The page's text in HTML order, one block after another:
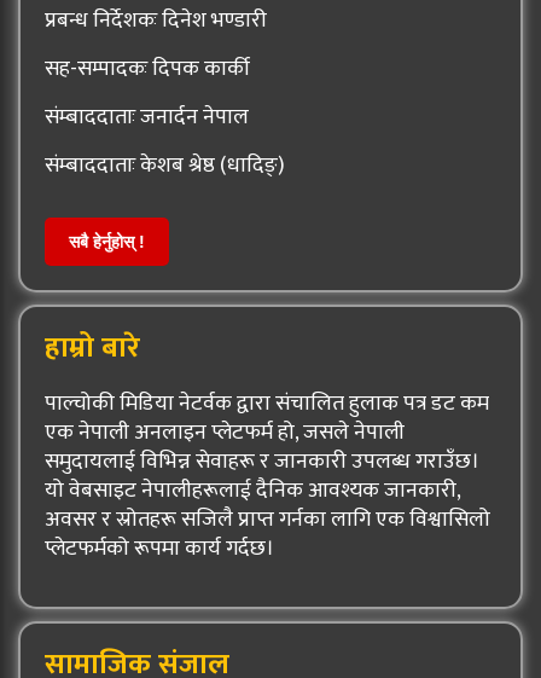
प्रबन्ध निर्देशकः दिनेश भण्डारी
सह-सम्पादकः दिपक कार्की
संम्बाददाताः जनार्दन नेपाल
संम्बाददाताः केशब श्रेष्ठ (धादिङ्)
सबै हेर्नुहोस् !
हाम्रो बारे
पाल्चोकी मिडिया नेटर्वक द्वारा संचालित हुलाक पत्र डट कम
एक नेपाली अनलाइन प्लेटफर्म हो, जसले नेपाली
समुदायलाई विभिन्न सेवाहरू र जानकारी उपलब्ध गराउँछ।
यो वेबसाइट नेपालीहरूलाई दैनिक आवश्यक जानकारी,
अवसर र स्रोतहरू सजिलै प्राप्त गर्नका लागि एक विश्वासिलो
प्लेटफर्मको रूपमा कार्य गर्दछ।
सामाजिक संजाल